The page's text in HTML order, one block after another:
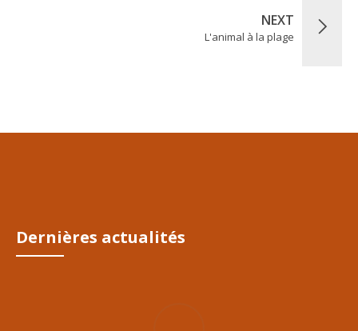
NEXT
L'animal à la plage
Dernières actualités